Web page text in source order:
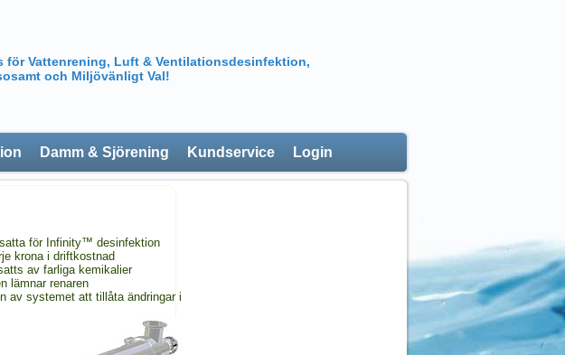
för Vattenrening, Luft & Ventilationsdesinfektion,
och Miljövänligt Val!
Damm & Sjörening Kundservice Login
för Infinity™ desinfektion
krona i driftkostnad
av farliga kemikalier
lämnar renaren
av systemet att tillåta ändringar i